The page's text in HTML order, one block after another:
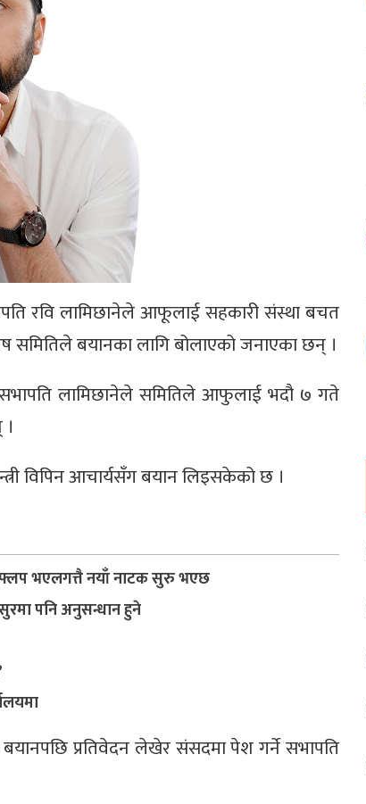
सभापति रवि लामिछानेले आफूलाई सहकारी संस्था बचत
बयानका लागि बोलाएको जनाएका छन् ।
सभापति लामिछानेले समितिले आफुलाई भदौ ७ गते
विपिन आचार्यसँग बयान लिइसकेको छ ।
फ्लप भएलगत्तै नयाँ नाटक सुरु भएछ
पनि अनुसन्धान हुने
प्रतिवेदन लेखेर संसदमा पेश गर्ने सभापति